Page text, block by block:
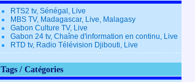
RTS2 tv, Sénégal, Live
MBS TV, Madagascar, Live, Malagasy
Gabon Culture TV, Live
Gabon 24 tv, Chaîne d'information en continu, Live
RTD tv, Radio Télévision Djibouti, Live
Tags / Catégories